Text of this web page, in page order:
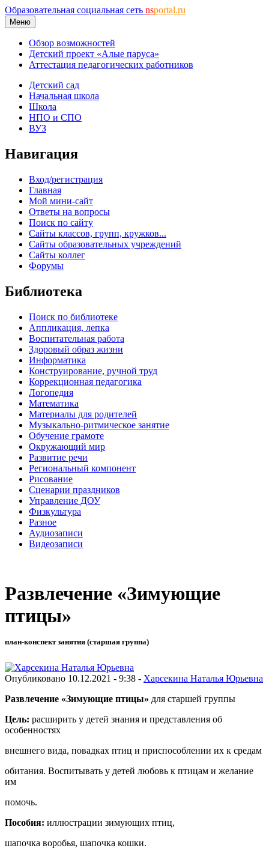
Образовательная социальная сеть nsportal.ru
Меню
Обзор возможностей
Детский проект «Алые паруса»
Аттестация педагогических работников
Детский сад
Начальная школа
Школа
НПО и СПО
ВУЗ
Навигация
Вход/регистрация
Главная
Мой мини-сайт
Ответы на вопросы
Поиск по сайту
Сайты классов, групп, кружков...
Сайты образовательных учреждений
Сайты коллег
Форумы
Библиотека
Поиск по библиотеке
Аппликация, лепка
Воспитательная работа
Здоровый образ жизни
Информатика
Конструирование, ручной труд
Коррекционная педагогика
Логопедия
Математика
Материалы для родителей
Музыкально-ритмическое занятие
Обучение грамоте
Окружающий мир
Развитие речи
Региональный компонент
Рисование
Сценарии праздников
Управление ДОУ
Физкультура
Разное
Аудиозаписи
Видеозаписи
Развлечение «Зимующие
птицы»
план-конспект занятия (старшая группа)
Опубликовано 10.12.2021 - 9:38 - Харсекина Наталья Юрьевна
Развлечение «Зимующие птицы» для старшей группы
Цель: расширить у детей знания и представления об
особенностях
внешнего вида, повадках птиц и приспособлении их к средам
обитания. Воспитывать у детей любовь к птицам и желание
им
помочь.
Пособия: иллюстрации зимующих птиц,
шапочка воробья, шапочка кошки.